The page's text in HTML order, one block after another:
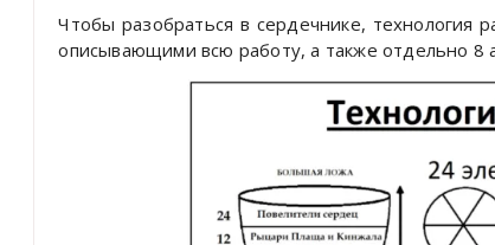
Чтобы разобраться в сердечнике, технология
описывающими всю работу, а также отдельно 8